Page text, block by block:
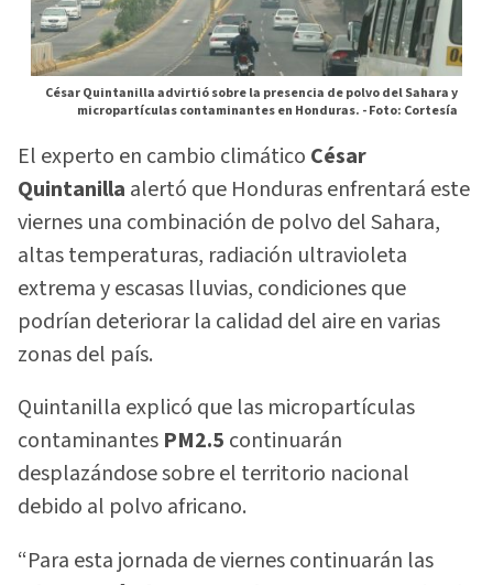
César Quintanilla advirtió sobre la presencia de polvo del Sahara y
micropartículas contaminantes en Honduras. -Foto: Cortesía
El experto en cambio climático César
Quintanilla alertó que Honduras enfrentará este
viernes una combinación de polvo del Sahara,
altas temperaturas, radiación ultravioleta
extrema y escasas lluvias, condiciones que
podrían deteriorar la calidad del aire en varias
zonas del país.
Quintanilla explicó que las micropartículas
contaminantes PM2.5 continuarán
desplazándose sobre el territorio nacional
debido al polvo africano.
“Para esta jornada de viernes continuarán las